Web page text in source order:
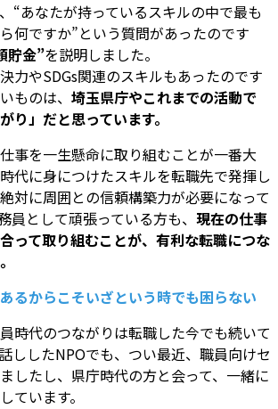
“あなたが持っているスキルの中で最も
何ですか”という質問があったのです
貯金”を説明しました。
力やSDGs関連のスキルもあったのです
ものは、 埼玉県庁やこれまでの活動で
り」だと思っています。
事を一生懸命に取り組むことが一番大
代に身につけたスキルを転職先で発揮し
対に周囲との信頼構築力が必要になって
員として頑張っている方も、 現在の仕事
って取り組むことが、有利な転職につな
るからこそいざという時でも困らない
時代のつながりは転職した今でも続いて
ししたNPOでも、つい最近、職員向けセ
したし、県庁時代の方と会って、一緒に
ています。